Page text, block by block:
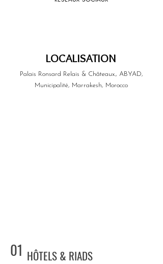
LOCALISATION
Palais Ronsard Relais & Châteaux., ABYAD,
Municipalité, Marrakesh, Morocco
01 HÔTELS & RIADS